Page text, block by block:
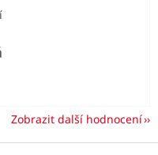
5 z 5 hvězdiček.
Zobrazit další hodnocení